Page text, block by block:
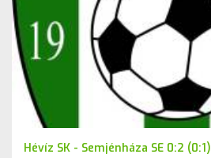
Hévíz SK - Semjénháza SE 0:2 (0:1)